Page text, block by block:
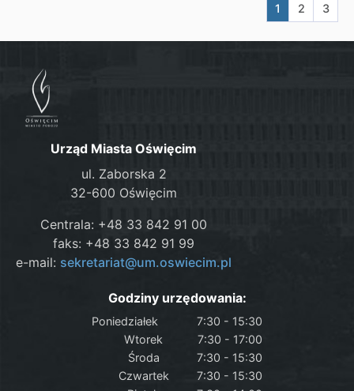
Aktualna
1 Przejdź
2 3
Urząd Miasta Oświęcim
ul. Zaborska 2
32-600 Oświęcim
Centrala: +48 33 842 91 00
faks: +48 33 842 91 99
e-mail: sekretariat@um.oswiecim.pl
Godziny urzędowania:
Poniedziałek
7:30 - 15:30
Wtorek
7:30 - 17:00
Środa
7:30 - 15:30
Czwartek
7:30 - 15:30